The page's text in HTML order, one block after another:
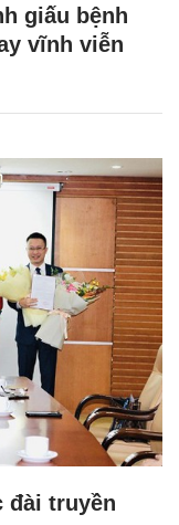
giấu bệnh
vĩnh viễn
đài truyền